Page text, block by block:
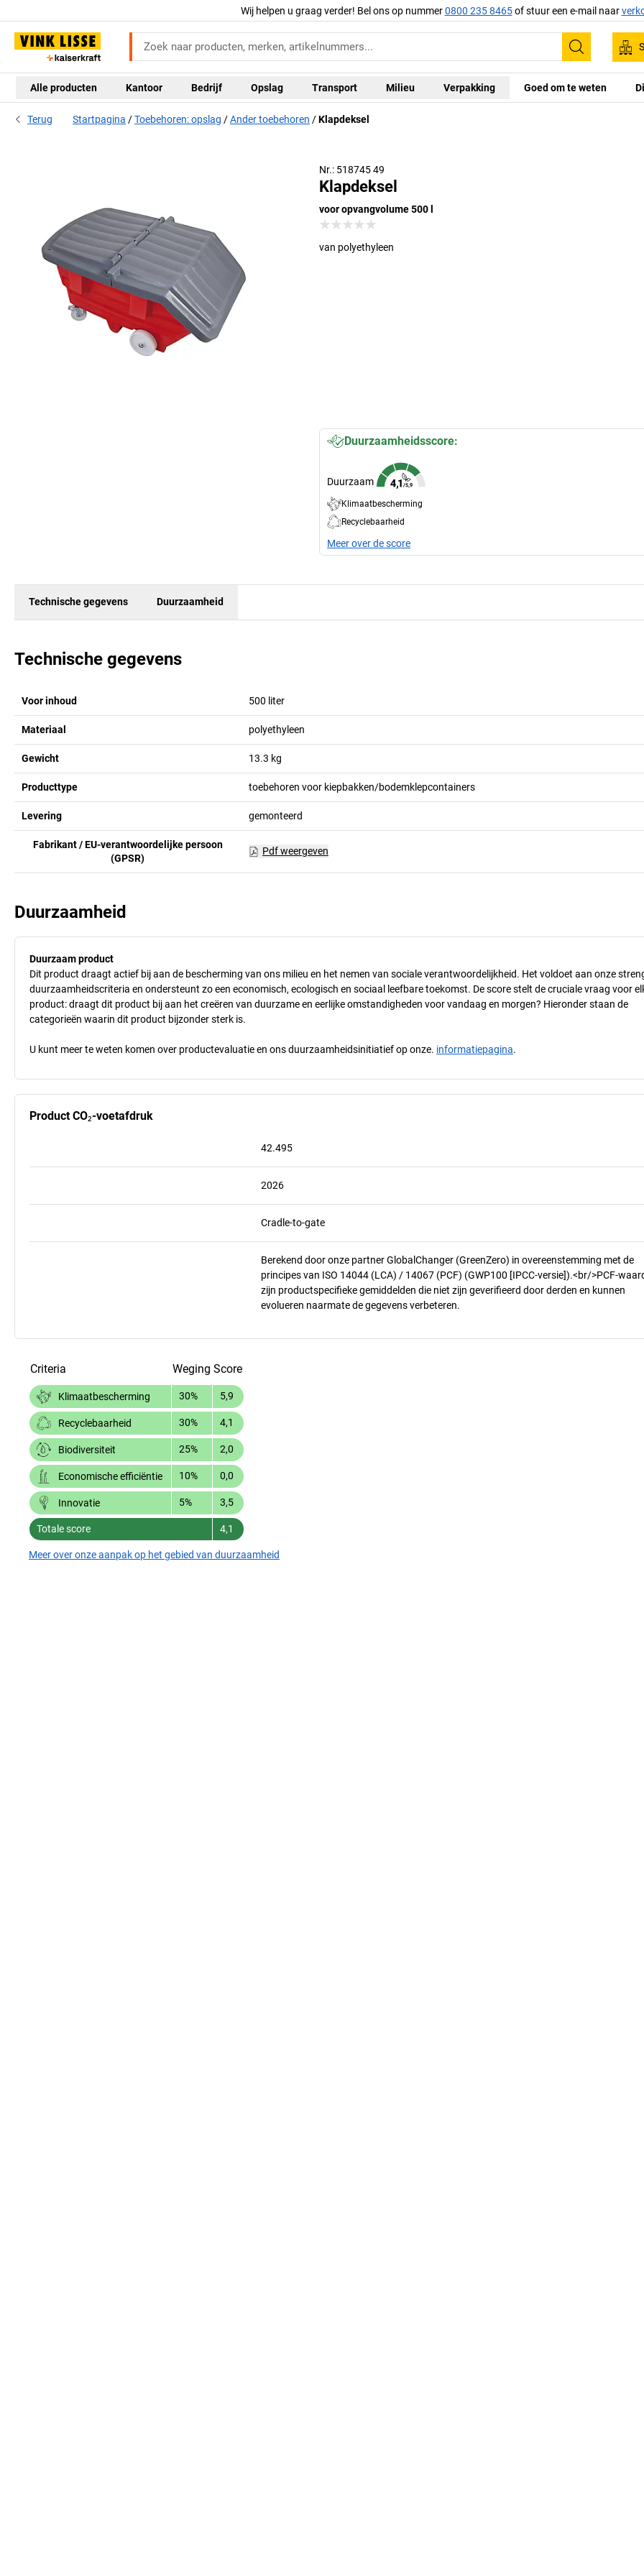
Wij helpen u graag verder! Bel ons op nummer0800 235 8465of stuur een e-mail naar
Zoeken
Alle producten Kantoor Bedrijf Opslag Transport Milieu Verpakking Goed om te weten
Terug Startpagina Toebehoren: opslag Ander toebehoren Klapdeksel
Nr.: 518745 49
Klapdeksel
voor opvangvolume 500 l
van polyethyleen
Duurzaamheidsscore:
Duurzaam
Klimaatbescherming
Recyclebaarheid
Meer over de score
Technische gegevens Duurzaamheid
Technische gegevens
Voor inhoud 500 liter
Materiaal polyethyleen
Gewicht 13.3 kg
Producttype toebehoren voor kiepbakken/bodemklepcontainers
Levering gemonteerd
Fabrikant / EU-verantwoordelijke persoon
(GPSR)
Pdf weergeven
Duurzaamheid
Duurzaam product
Dit product draagt actief bij aan de bescherming van ons milieu en het nemen van sociale verantwoordelijkheid. Het voldoet aan onze
duurzaamheidscriteria en ondersteunt zo een economisch, ecologisch en sociaal leefbare toekomst. De score stelt de cruciale vraag voor
product: draagt dit product bij aan het creëren van duurzame en eerlijke omstandigheden voor vandaag en morgen? Hieronder staan de
categorieën waarin dit product bijzonder sterk is.
U kunt meer te weten komen over productevaluatie en ons duurzaamheidsinitiatief op onze. informatiepagina.
Product CO₂-voetafdruk
42.495
2026
Cradle-to-gate
Berekend door onze partner GlobalChanger (GreenZero) in overeenstemming met de
principes van ISO 14044 (LCA) / 14067 (PCF) (GWP100 [IPCC-versie]).<br/>PCF-
zijn productspecifieke gemiddelden die niet zijn geverifieerd door derden en kunnen
evolueren naarmate de gegevens verbeteren.
Criteria Weging Score
Klimaatbescherming 30% 5,9
Recyclebaarheid 30% 4,1
Biodiversiteit 25% 2,0
Economische efficiëntie 10% 0,0
Innovatie 5% 3,5
Totale score 4,1
Meer over onze aanpak op het gebied van duurzaamheid